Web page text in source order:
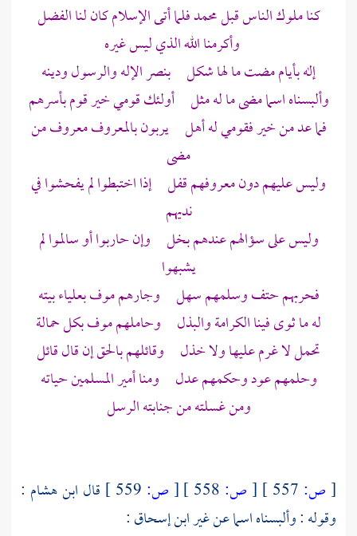
كنا ملوك الناس قبلمحمدفلما أتى الإسلام كان لنا الفضل
وأكرمنا الله الذي ليس غيره
إله بأيام مضت ما لها شكل بنصر الإله والرسول ودينه
وألبسناه اسما مضى ما له مثل أولئك قومي خير قوم بأسرهم
فما عد من خير فقومي له أهل يربون بالمعروف معروف من
مضى
وليس عليهم دون معروفهم قفل إذا اختبطوا لم يفحشوا في
نديهم
وليس على سؤالهم عندهم بخل وإن حاربوا أو سالموا لم
يشبهوا
فحربهم حتف وسلمهم سهل وجارهم موف بعلياء بيته
له ما ثوى فينا الكرامة والبذل وحاملهم موف بكل حمالة
تحمل لا غرم عليها ولا خذل وقائلهم بالحق إن قال قائل
وحلمهم عود وحكمهم عدل ومنا أمير المسلمين حياته
ومن غسلته من جنابته الرسل
[ص: [ص: [ص: قال ابن هشام :
وقوله : وألبسناه اسما عن غيرابن إسحاق: